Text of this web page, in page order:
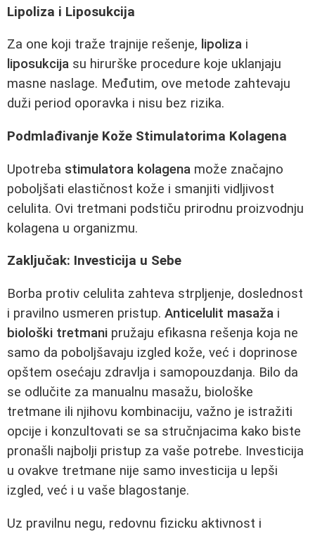
Lipoliza i Liposukcija
Za one koji traže trajnije rešenje, lipoliza i
liposukcija su hirurške procedure koje uklanjaju
masne naslage. Međutim, ove metode zahtevaju
duži period oporavka i nisu bez rizika.
Podmlađivanje Kože Stimulatorima Kolagena
Upotreba stimulatora kolagena može značajno
poboljšati elastičnost kože i smanjiti vidljivost
celulita. Ovi tretmani podstiču prirodnu proizvodnju
kolagena u organizmu.
Zaključak: Investicija u Sebe
Borba protiv celulita zahteva strpljenje, doslednost
i pravilno usmeren pristup. Anticelulit masaža i
biološki tretmani pružaju efikasna rešenja koja ne
samo da poboljšavaju izgled kože, već i doprinose
opštem osećaju zdravlja i samopouzdanja. Bilo da
se odlučite za manualnu masažu, biološke
tretmane ili njihovu kombinaciju, važno je istražiti
opcije i konzultovati se sa stručnjacima kako biste
pronašli najbolji pristup za vaše potrebe. Investicija
u ovakve tretmane nije samo investicija u lepši
izgled, već i u vaše blagostanje.
Uz pravilnu negu, redovnu fizicku aktivnost i